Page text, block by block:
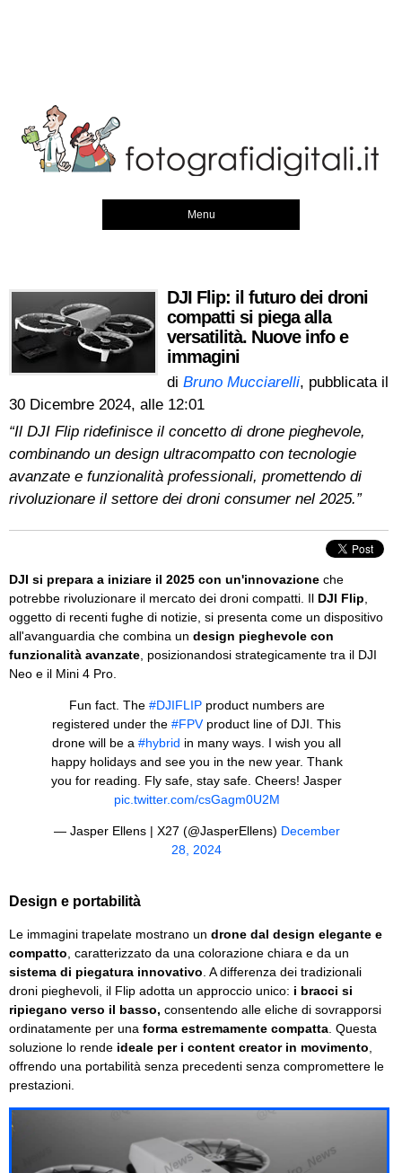
Menu
DJI Flip: il futuro dei droni
compatti si piega alla
versatilità. Nuove info e
immagini
di Bruno Mucciarelli, pubblicata il
30 Dicembre 2024, alle 12:01
“Il DJI Flip ridefinisce il concetto di drone pieghevole,
combinando un design ultracompatto con tecnologie
avanzate e funzionalità professionali, promettendo di
rivoluzionare il settore dei droni consumer nel 2025.”
DJI si prepara a iniziare il 2025 con un'innovazione che
potrebbe rivoluzionare il mercato dei droni compatti. Il DJI Flip
oggetto di recenti fughe di notizie, si presenta come un dispositivo
all'avanguardia che combina un design pieghevole con
funzionalità avanzate , posizionandosi strategicamente tra il DJI
Neo e il Mini 4 Pro.
Fun fact. The #DJIFLIPproduct numbers are
registered under the #FPVproduct line of DJI. This
drone will be a #hybrid in many ways. I wish you all
happy holidays and see you in the new year. Thank
you for reading. Fly safe, stay safe. Cheers! Jasper
pic.twitter.com/csGagm0U2M
— Jasper Ellens | X27 (@JasperEllens) December
28, 2024
Design e portabilità
Le immagini trapelate mostrano un drone dal design elegante e
compatto , caratterizzato da una colorazione chiara e da un
sistema di piegatura innovativo . A differenza dei tradizionali
droni pieghevoli, il Flip adotta un approccio unico: i bracci si
ripiegano verso il basso, consentendo alle eliche di sovrapporsi
ordinatamente per una forma estremamente compatta . Questa
soluzione lo rende ideale per i content creator in movimento
offrendo una portabilità senza precedenti senza compromettere le
prestazioni.